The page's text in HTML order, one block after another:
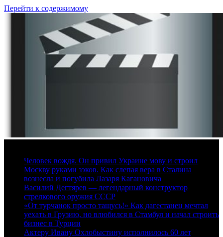
Перейти к содержимому
Человек вождя. Он привил Украине мову и строил
Москву руками зэков. Как слепая вера в Сталина
вознесла и погубила Лазаря Кагановича
Василий Дегтярев — легендарный конструктор
стрелкового оружия СССР
«От турчанок просто тащусь!» Как дагестанец мечтал
уехать в Грузию, но влюбился в Стамбул и начал строить
бизнес в Турции
Актеру Ивану Охлобыстину исполнилось 60 лет